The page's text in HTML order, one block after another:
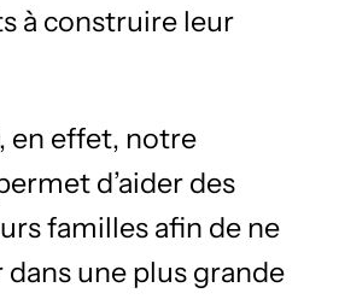
à construire leur
en effet, notre
d’aider des
familles afin de ne
une plus grande